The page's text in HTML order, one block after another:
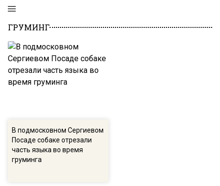
ГРУМИНГ
В подмосковном Сергиевом
Посаде собаке отрезали
часть языка во время
груминга